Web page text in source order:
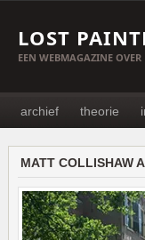
LOST
EEN WEBMAGAZINE
archief theorie
MATT COLLISHAW